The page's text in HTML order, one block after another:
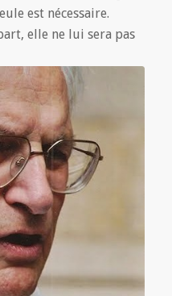
est nécessaire.
elle ne lui sera pas